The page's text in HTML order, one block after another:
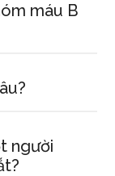
máu B
người